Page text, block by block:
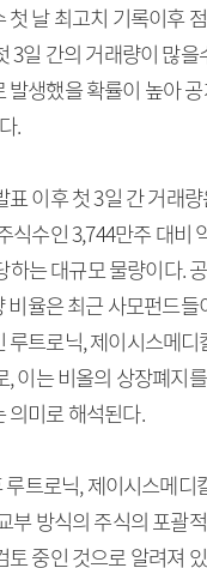
첫 날 최고치 기록이후
3일 간의 거래량이 많
발생했을 확률이 높아
.
표 이후 첫 3일 간 거래
식수인 3,744만주 대비
하는 대규모 물량이다.
비율은 최근 사모펀드
루트로닉, 제이시스메
, 이는 비올의 상장폐지
의미로 해석된다.
트로닉, 제이시스메디
부 방식의 주식의 포괄
중인 것으로 알려져